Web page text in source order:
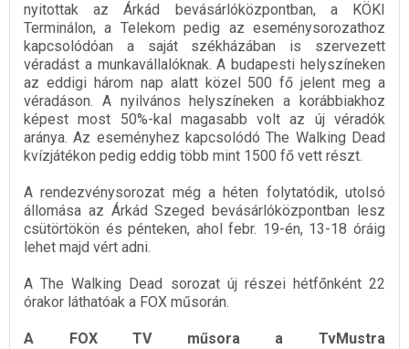
nyitottak az Árkád bevásárlóközpontban, a KÖKI
Terminálon, a Telekom pedig az eseménysorozathoz
kapcsolódóan a saját székházában is szervezett
véradást a munkavállalóknak. A budapesti helyszíneken
az eddigi három nap alatt közel 500 fő jelent meg a
véradáson. A nyilvános helyszíneken a korábbiakhoz
képest most 50%-kal magasabb volt az új véradók
aránya. Az eseményhez kapcsolódó The Walking Dead
kvízjátékon pedig eddig több mint 1500 fő vett részt.
A rendezvénysorozat még a héten folytatódik, utolsó
állomása az Árkád Szeged bevásárlóközpontban lesz
csütörtökön és pénteken, ahol febr. 19-én, 13-18 óráig
lehet majd vért adni.
A The Walking Dead sorozat új részei hétfőnként 22
órakor láthatóak a FOX műsorán.
A FOX TV műsora a TvMustra